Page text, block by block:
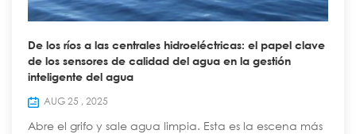
De los ríos a las centrales hidroeléctricas: el papel clave
de los sensores de calidad del agua en la gestión
inteligente del agua
AUG 25 , 2025
Abre el grifo y sale agua limpia. Esta es la escena más